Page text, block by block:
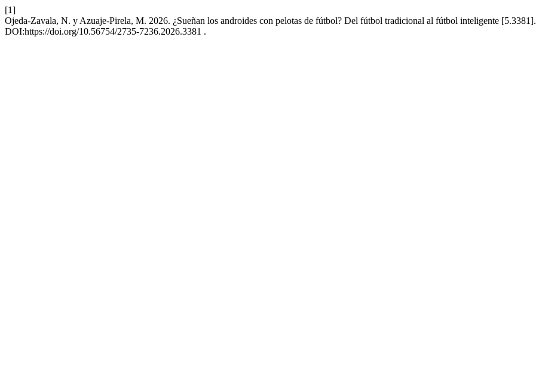
[1]
Ojeda-Zavala, N. y Azuaje-Pirela, M. 2026. ¿Sueñan los androides con pelotas de fútbol? Del fútbol tradicional al fútbol inteligente [5.3381].
DOI:https://doi.org/10.56754/2735-7236.2026.3381 .